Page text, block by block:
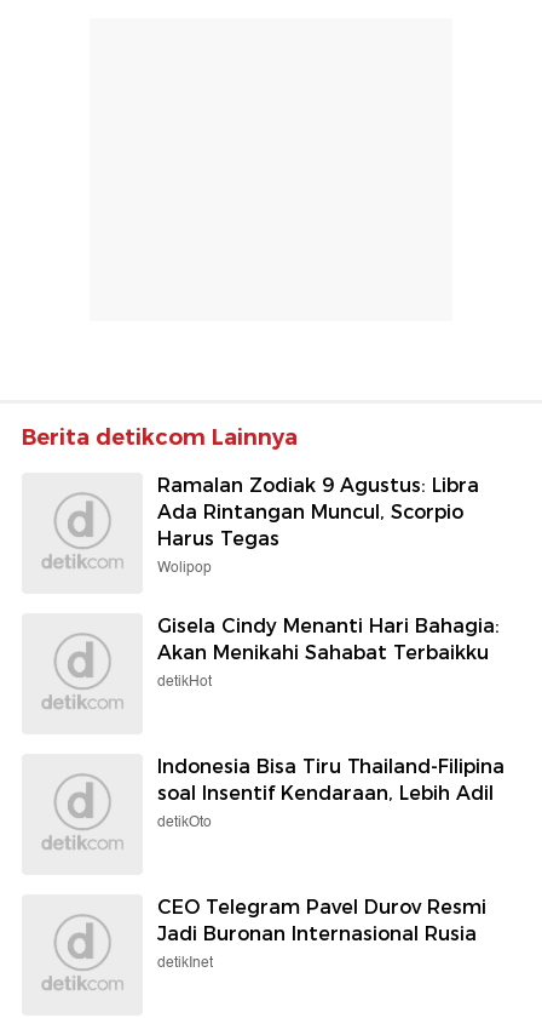
Berita detikcom Lainnya
Ramalan Zodiak 9 Agustus: Libra
Ada Rintangan Muncul, Scorpio
Harus Tegas
Wolipop
Gisela Cindy Menanti Hari Bahagia:
Akan Menikahi Sahabat Terbaikku
detikHot
Indonesia Bisa Tiru Thailand-Filipina
soal Insentif Kendaraan, Lebih Adil
detikOto
CEO Telegram Pavel Durov Resmi
Jadi Buronan Internasional Rusia
detikInet